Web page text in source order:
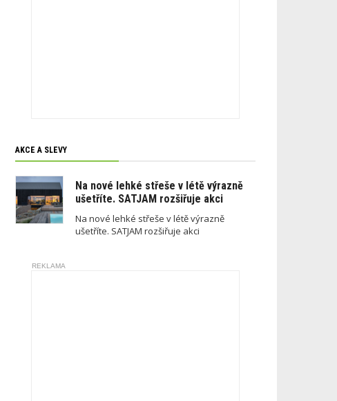
AKCE A SLEVY
Na nové lehké střeše v létě výrazně
ušetříte. SATJAM rozšiřuje akci
Na nové lehké střeše v létě výrazně
ušetříte. SATJAM rozšiřuje akci
REKLAMA